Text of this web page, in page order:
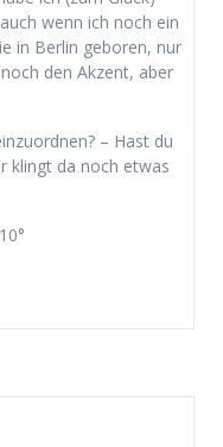
wenn ich noch ein
in Berlin geboren, nur
den Akzent, aber
– Hast du
klingt da noch etwas